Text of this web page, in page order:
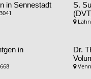
in Sennestadt S.
in
Dr.